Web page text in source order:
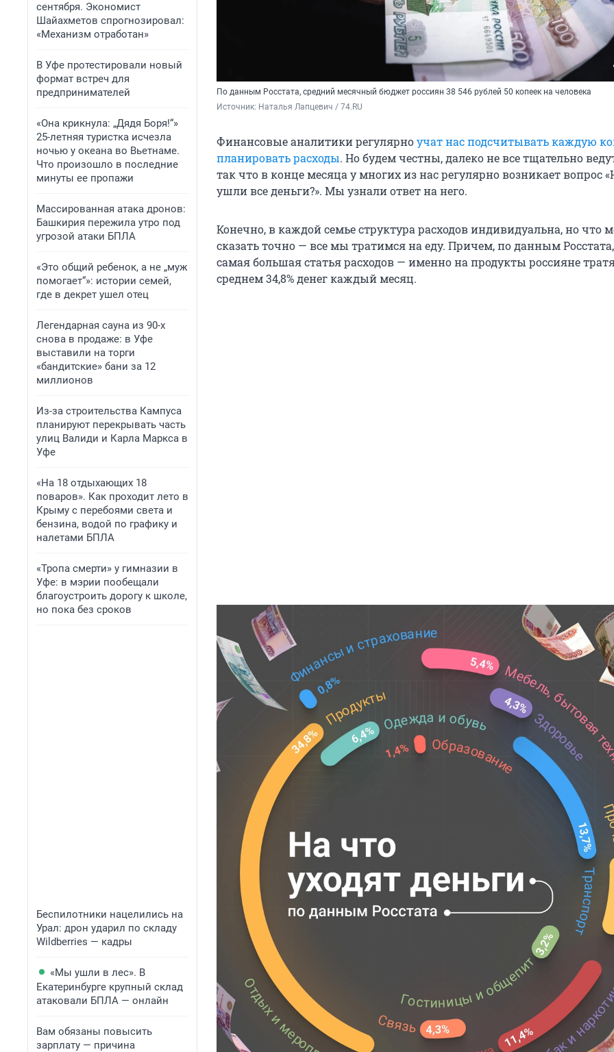
сентября. Экономист
Шайахметов спрогнозировал:
«Механизм отработан»
В Уфе протестировали новый
формат встреч для
предпринимателей
«Она крикнула: „Дядя Боря!“»
25-летняя туристка исчезла
ночью у океана во Вьетнаме.
Что произошло в последние
минуты ее пропажи
Массированная атака дронов:
Башкирия пережила утро под
угрозой атаки БПЛА
«Это общий ребенок, а не „муж
помогает“»: истории семей,
где в декрет ушел отец
Легендарная сауна из 90-х
снова в продаже: в Уфе
выставили на торги
«бандитские» бани за 12
миллионов
Из-за строительства Кампуса
планируют перекрывать часть
улиц Валиди и Карла Маркса в
Уфе
«На 18 отдыхающих 18
поваров». Как проходит лето в
Крыму с перебоями света и
бензина, водой по графику и
налетами БПЛА
«Тропа смерти» у гимназии в
Уфе: в мэрии пообещали
благоустроить дорогу к школе,
но пока без сроков
Беспилотники нацелились на
Урал: дрон ударил по складу
Wildberries — кадры
«Мы ушли в лес». В
Екатеринбурге крупный склад
атаковали БПЛА — онлайн
Вам обязаны повысить
зарплату — причина
По данным Росстата, средний месячный бюджет россиян 38 546 рублей 50 копеек на человека
Источник: Наталья Лапцевич / 74.RU
Финансовые аналитики регулярноучат нас подсчитывать каждую
планировать расходы. Но будем честны, далеко не все тщательно
так что в конце месяца у многих из нас регулярно возникает вопрос
ушли все деньги?». Мы узнали ответ на него.
Конечно, в каждой семье структура расходов индивидуальна, но что
сказать точно — все мы тратимся на еду. Причем, по данным
самая большая статья расходов — именно на продукты россияне
среднем 34,8% денег каждый месяц.